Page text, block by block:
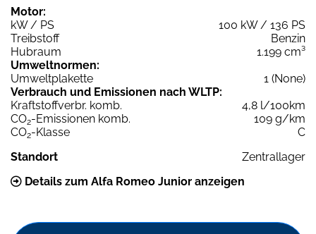
Motor:
kW / PS
100 kW / 136 PS
Treibstoff
Benzin
Hubraum
1.199 cm³
Umweltnormen:
Umweltplakette
1 (None)
Verbrauch und Emissionen nach WLTP:
Kraftstoffverbr. komb.
4,8 l/100km
CO2-Emissionen komb.
109 g/km
CO2-Klasse
C
Standort
Zentrallager
Details zum Alfa Romeo Junior anzeigen